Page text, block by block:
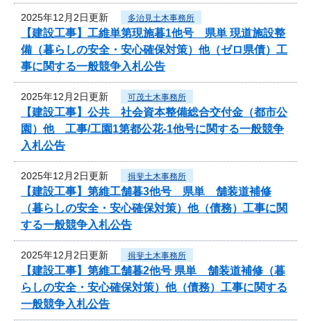
2025年12月2日更新 多治見土木事務所
【建設工事】工維単第現施暮1他号 県単 現道施設整
備（暮らしの安全・安心確保対策）他（ゼロ県債）工
事に関する一般競争入札公告
2025年12月2日更新 可茂土木事務所
【建設工事】公共 社会資本整備総合交付金（都市公
園）他 工事/工園1第都公花-1他号に関する一般競争
入札公告
2025年12月2日更新 揖斐土木事務所
【建設工事】第維工舗暮3他号 県単 舗装道補修
（暮らしの安全・安心確保対策）他（債務）工事に関
する一般競争入札公告
2025年12月2日更新 揖斐土木事務所
【建設工事】第維工舗暮2他号 県単 舗装道補修（暮
らしの安全・安心確保対策）他（債務）工事に関する
一般競争入札公告